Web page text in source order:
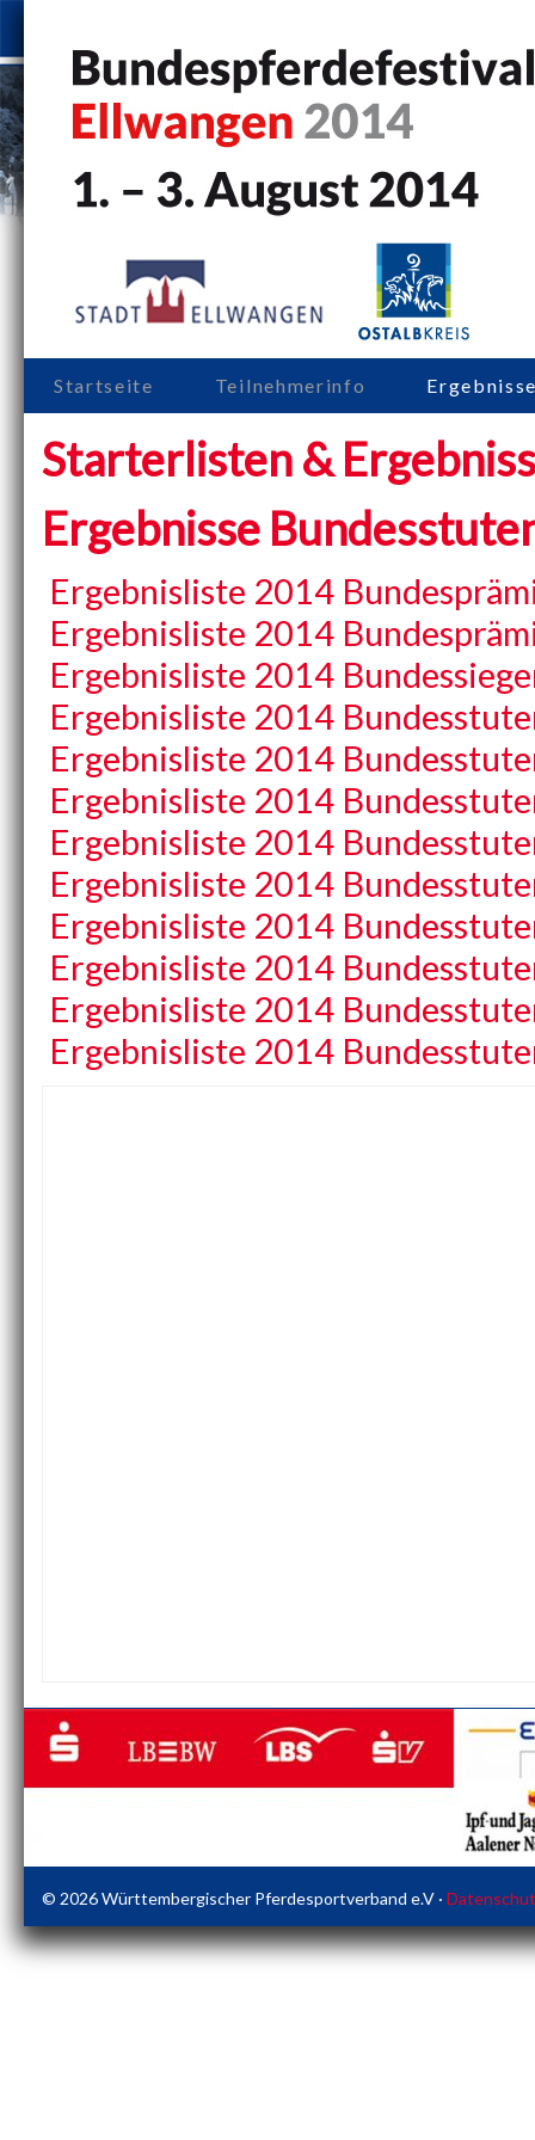
Startseite Teilnehmerinfo
Starterlisten &
Ergebnisse
Ergebnisliste 2014
Ergebnisliste 2014
Ergebnisliste 2014
Ergebnisliste 2014
Ergebnisliste 2014
Ergebnisliste 2014
Ergebnisliste 2014
Ergebnisliste 2014
Ergebnisliste 2014
Ergebnisliste 2014
Ergebnisliste 2014
Ergebnisliste 2014
© 2026 Württembergischer Pferdesportverband e.V ·